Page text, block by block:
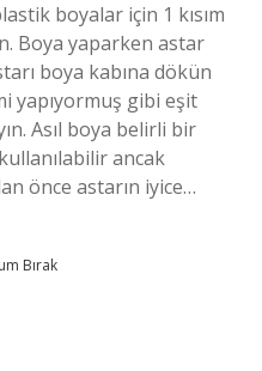
boyalar için 1 kısım
Boya yaparken astar
boya kabına dökün
yapıyormuş gibi eşit
Asıl boya belirli bir
ancak
önce astarın iyice…
Bırak